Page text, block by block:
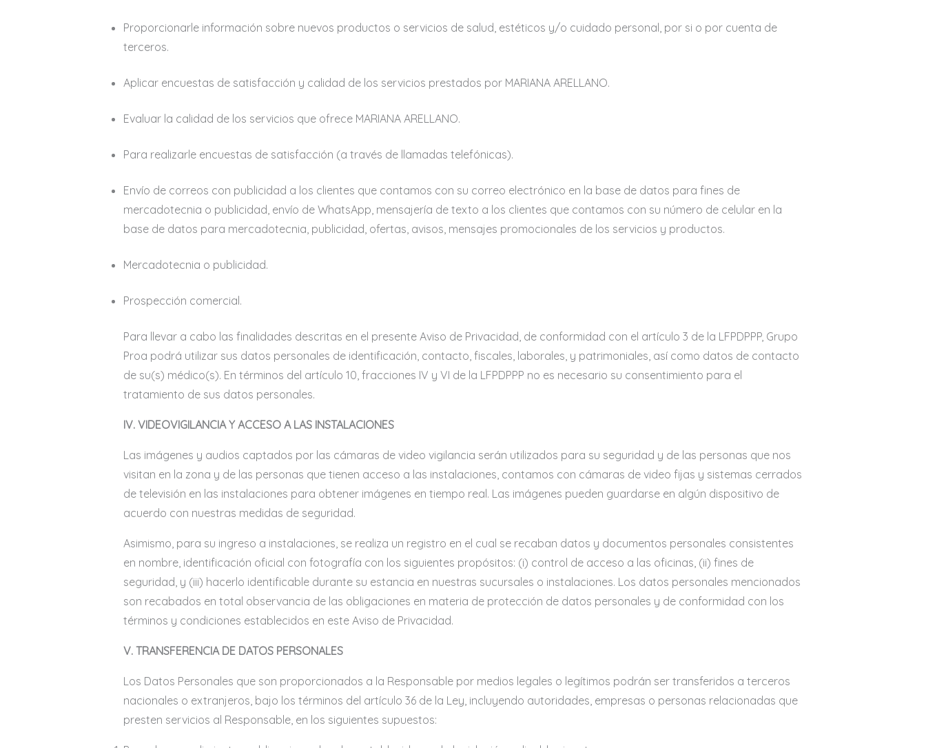
Proporcionarle información sobre nuevos productos o servicios de salud, estéticos y/o cuidado personal, por si o por cuenta de
terceros.
Aplicar encuestas de satisfacción y calidad de los servicios prestados por MARIANA ARELLANO.
Evaluar la calidad de los servicios que ofrece MARIANA ARELLANO.
Para realizarle encuestas de satisfacción (a través de llamadas telefónicas).
Envío de correos con publicidad a los clientes que contamos con su correo electrónico en la base de datos para fines de
mercadotecnia o publicidad, envío de WhatsApp, mensajería de texto a los clientes que contamos con su número de celular en la
base de datos para mercadotecnia, publicidad, ofertas, avisos, mensajes promocionales de los servicios y productos.
Mercadotecnia o publicidad.
Prospección comercial.
Para llevar a cabo las finalidades descritas en el presente Aviso de Privacidad, de conformidad con el artículo 3 de la LFPDPPP, Grupo
Proa podrá utilizar sus datos personales de identificación, contacto, fiscales, laborales, y patrimoniales, así como datos de contacto
de su(s) médico(s). En términos del artículo 10, fracciones IV y VI de la LFPDPPP no es necesario su consentimiento para el
tratamiento de sus datos personales.
IV. VIDEOVIGILANCIA Y ACCESO A LAS INSTALACIONES
Las imágenes y audios captados por las cámaras de video vigilancia serán utilizados para su seguridad y de las personas que nos
visitan en la zona y de las personas que tienen acceso a las instalaciones, contamos con cámaras de video fijas y sistemas cerrados
de televisión en las instalaciones para obtener imágenes en tiempo real. Las imágenes pueden guardarse en algún dispositivo de
acuerdo con nuestras medidas de seguridad.
Asimismo, para su ingreso a instalaciones, se realiza un registro en el cual se recaban datos y documentos personales consistentes
en nombre, identificación oficial con fotografía con los siguientes propósitos: (i) control de acceso a las oficinas, (ii) fines de
seguridad, y (iii) hacerlo identificable durante su estancia en nuestras sucursales o instalaciones. Los datos personales mencionados
son recabados en total observancia de las obligaciones en materia de protección de datos personales y de conformidad con los
términos y condiciones establecidos en este Aviso de Privacidad.
V. TRANSFERENCIA DE DATOS PERSONALES
Los Datos Personales que son proporcionados a la Responsable por medios legales o legítimos podrán ser transferidos a terceros
nacionales o extranjeros, bajo los términos del artículo 36 de la Ley, incluyendo autoridades, empresas o personas relacionadas que
presten servicios al Responsable, en los siguientes supuestos: